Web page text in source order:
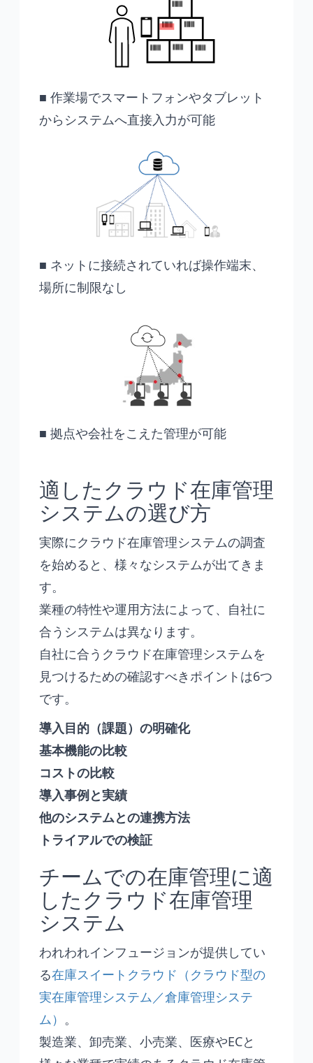
■ 作業場でスマートフォンやタブレット
からシステムへ直接入力が可能
■ ネットに接続されていれば操作端末、
場所に制限なし
■ 拠点や会社をこえた管理が可能
適したクラウド在庫管理
システムの選び方
実際にクラウド在庫管理システムの調査
を始めると、様々なシステムが出てきま
す。
業種の特性や運用方法によって、自社に
合うシステムは異なります。
自社に合うクラウド在庫管理システムを
見つけるための確認すべきポイントは6つ
です。
導入目的（課題）の明確化
基本機能の比較
コストの比較
導入事例と実績
他のシステムとの連携方法
トライアルでの検証
チームでの在庫管理に適
したクラウド在庫管理
システム
われわれインフュージョンが提供してい
る在庫スイートクラウド（クラウド型の
実在庫管理システム／倉庫管理システ
ム） 。
製造業、卸売業、小売業、医療やECと